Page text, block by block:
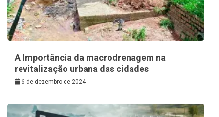
A Importância da macrodrenagem na
revitalização urbana das cidades
6 de dezembro de 2024